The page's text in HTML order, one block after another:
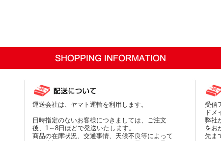
運送会社は、ヤマト運輸を利用します。
日時指定のないお客様につきましては、ご注文
後、1～8日ほどで発送いたします。
商品の在庫状況、交通事情、天候不良等によって
受信
ドメ
弊社
をお
先ま